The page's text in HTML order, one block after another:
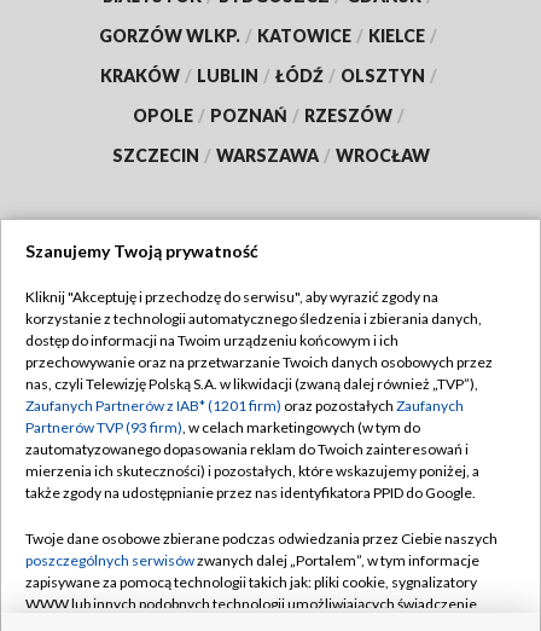
GORZÓW WLKP. / KATOWICE / KIELCE /
KRAKÓW / LUBLIN / ŁÓDŹ / OLSZTYN /
OPOLE / POZNAŃ / RZESZÓW /
SZCZECIN / WARSZAWA / WROCŁAW
TVP
Abonament TVP
Emisja w TVP
Centrum informacji TVP
Naziemna Telewizja Cyfrowa
Rada Programowa
System NOS
Regulamin TVP
Polityka prywatności
Moje zgody
Pomoc
Kontakt
Szanujemy Twoją prywatność
Kliknij "Akceptuję i przechodzę do serwisu", aby wyrazić zgody na
korzystanie z technologii automatycznego śledzenia i zbierania danych,
dostęp do informacji na Twoim urządzeniu końcowym i ich
przechowywanie oraz na przetwarzanie Twoich danych osobowych przez
nas, czyli Telewizję Polską S.A. w likwidacji (zwaną dalej również „TVP”),
Zaufanych Partnerów z IAB* (1201 firm) oraz pozostałych Zaufanych
Partnerów TVP (93 firm), w celach marketingowych (w tym do
zautomatyzowanego dopasowania reklam do Twoich zainteresowań i
mierzenia ich skuteczności) i pozostałych, które wskazujemy poniżej, a
także zgody na udostępnianie przez nas identyfikatora PPID do Google.
Twoje dane osobowe zbierane podczas odwiedzania przez Ciebie naszych
poszczególnych serwisówzwanych dalej „Portalem”, w tym informacje
zapisywane za pomocą technologii takich jak: pliki cookie, sygnalizatory
WWW lub innych podobnych technologii umożliwiających świadczenie